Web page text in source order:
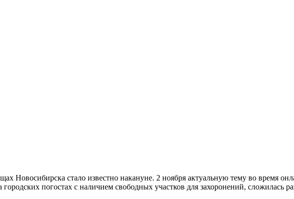
Новосибирска стало известно накануне. 2 ноября актуальную тему во время
погостах с наличием свободных участков для захоронений, сложилась